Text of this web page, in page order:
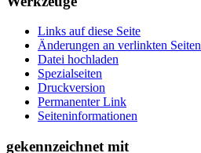
Links auf diese Seite
Änderungen an verlinkten Seiten
Datei hochladen
Spezialseiten
Druckversion
Permanenter Link
Seiten­­informationen
gekennzeichnet mit